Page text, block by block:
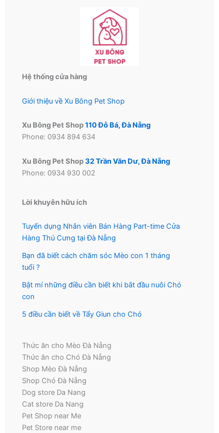
Hệ thống cửa hàng
Giới thiệu về Xu Bông Pet Shop
Xu Bông Pet Shop110 Đỗ Bá, Đà Nẵng
Phone: 0934 894 634
Xu Bông Pet Shop32 Trần Văn Dư, Đà Nẵng
Phone: 0934 930 002
Lời khuyên hữu ích
Tuyển dụng Nhân viên Bán Hàng Part-time Cửa
Hàng Thú Cưng tại Đà Nẵng
Bạn đã biết cách chăm sóc Mèo con 1 tháng
tuổi ?
Bật mí những điều cần biết khi bắt đầu nuôi Chó
con
5 điều cần biết về Tẩy Giun cho Chó
Thức ăn cho Mèo Đà Nẵng
Thức ăn cho Chó Đà Nẵng
Shop Mèo Đà Nẵng
Shop Chó Đà Nẵng
Dog store Da Nang
Cat store Da Nang
Pet Shop near Me
Pet Store near me